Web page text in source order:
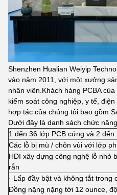
Shenzhen Hualian Weiyip
vào năm 2011, với một xưởng
nhân viên.Khách hàng PCBA
kiểm soát công nghiệp, y tế,
hợp tác của chúng tôi bao gồm
Dưới đây là danh sách chức
1 đến 36 lớp PCB cứng và 2
Các lỗ bị mù / chôn vùi với lớp
HDI xây dựng công nghệ lỗ nhỏ
rắn
· Lấp đầy bật và không tắt trong
Đồng nặng nặng tới 12 ounce,